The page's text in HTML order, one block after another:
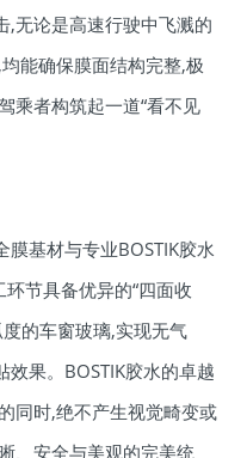
,无论是高速行驶中飞溅的
能确保膜面结构完整,极
乘者构筑起一道“看不见
基材与专业BOSTIK胶水
节具备优异的“四面收
的车窗玻璃,实现无气
果。BOSTIK胶水的卓越
同时,绝不产生视觉畸变或
、安全与美观的完美统